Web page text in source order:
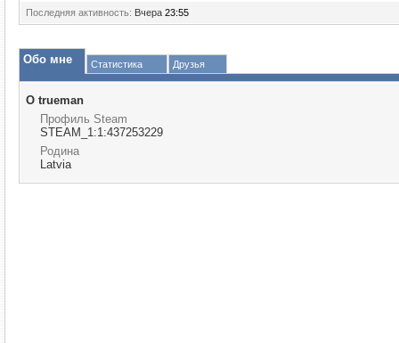
Последняя активность: Вчера 23:55
Обо мне Статистика Друзья
О trueman
Профиль Steam
STEAM_1:1:437253229
Родина
Latvia